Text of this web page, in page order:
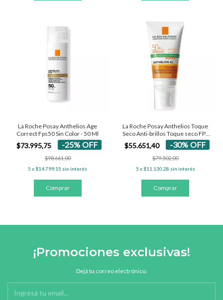
La Roche Posay Anthelios Age
Correct Fps50 Sin Color - 50 Ml
$73.995,75 -25%OFF
$98.661,00
5 x $14.799,15 sin interés
La Roche Posay Anthelios Toque
Seco Anti-brillos Toque seco FPS
50+ - Con Color 50 Ml
$55.651,40 -30% OFF
$79.502,00
5 x $11.130,28 sin interés
¡Promociones exclusivas!
Dejá tu correo electrónico.